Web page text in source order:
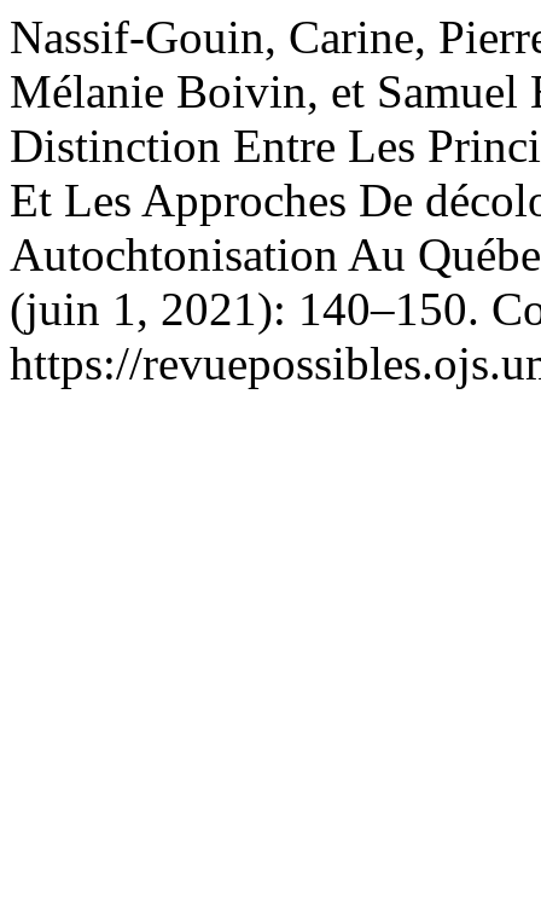
Nassif-Gouin, Carine,
Mélanie Boivin, et
Distinction Entre Les
Et Les Approches De
Autochtonisation Au
(juin 1, 2021): 140–150.
https://